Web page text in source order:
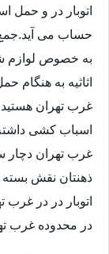
اتوبار در و حمل
حساب می
به خصوص لوازم
اثاثیه به هنگام
غرب تهران
اسباب کشی داشته
غرب تهران دچار
ذهنتان نقش بسته
اتوبار در در
در محدوده غرب